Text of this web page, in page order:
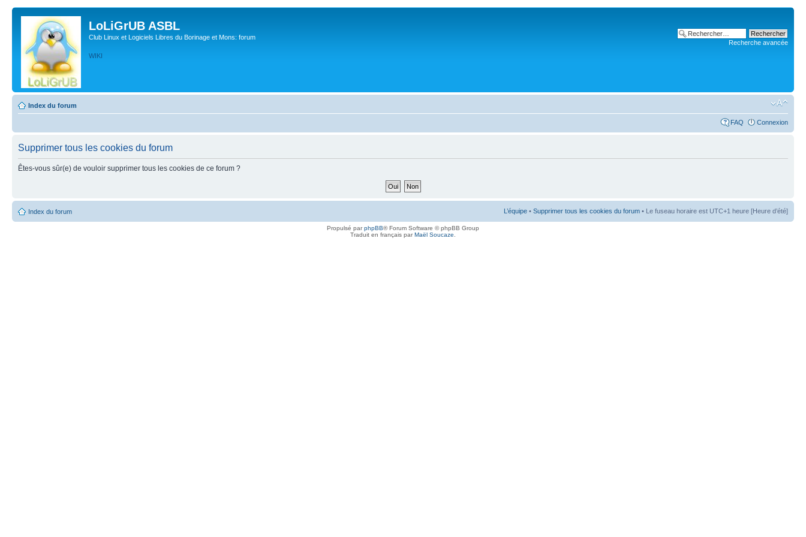
LoLiGrUB ASBL
Club Linux et Logiciels Libres du Borinage et Mons: forum
WIKI
Recherche avancée
Index du forum
FAQ Connexion
Supprimer tous les cookies du forum
Êtes-vous sûr(e) de vouloir supprimer tous les cookies de ce forum ?
Index du forum L’équipe • Supprimer tous les cookies du forum • Le fuseau horaire est UTC+1 heure [Heure d’été]
Propulsé parphpBB® Forum Software © phpBB Group
Traduit en français parMaël Soucaze